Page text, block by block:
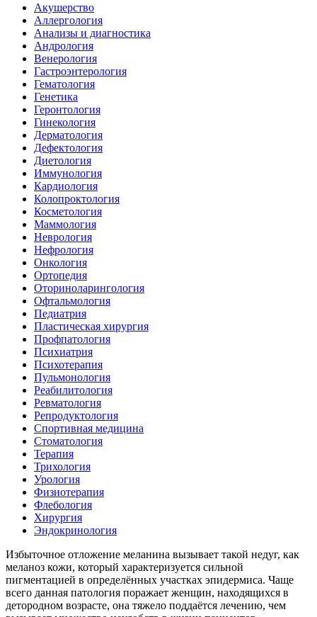
Акушерство
Аллергология
Анализы и диагностика
Андрология
Венерология
Гастроэнтерология
Гематология
Генетика
Геронтология
Гинекология
Дерматология
Дефектология
Диетология
Иммунология
Кардиология
Колопроктология
Косметология
Маммология
Неврология
Нефрология
Онкология
Ортопедия
Оториноларингология
Офтальмология
Педиатрия
Пластическая хирургия
Профпатология
Психиатрия
Психотерапия
Пульмонология
Реабилитология
Ревматология
Репродуктология
Спортивная медицина
Стоматология
Терапия
Трихология
Урология
Физиотерапия
Флебология
Хирургия
Эндокринология
Избыточное отложение меланина вызывает такой недуг, как
меланоз кожи, который характеризуется сильной
пигментацией в определённых участках эпидермиса. Чаще
всего данная патология поражает женщин, находящихся в
детородном возрасте, она тяжело поддаётся лечению, чем